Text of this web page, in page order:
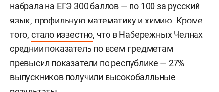
набрала на ЕГЭ 300 баллов — по 100 за русский
язык, профильную математику и химию. Кроме
того, стало известно, что в Набережных Челнах
средний показатель по всем предметам
превысил показатели по республике — 27%
выпускников получили высокобалльные